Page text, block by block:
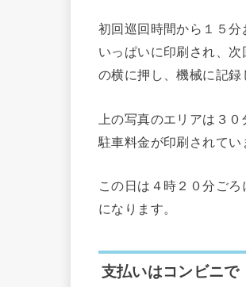
初回巡回時間から１５
いっぱいに印刷され、
の横に押し、機械に記録
上の写真のエリアは３
駐車料金が印刷されてい
この日は４時２０分ご
になります。
支払いはコンビニで